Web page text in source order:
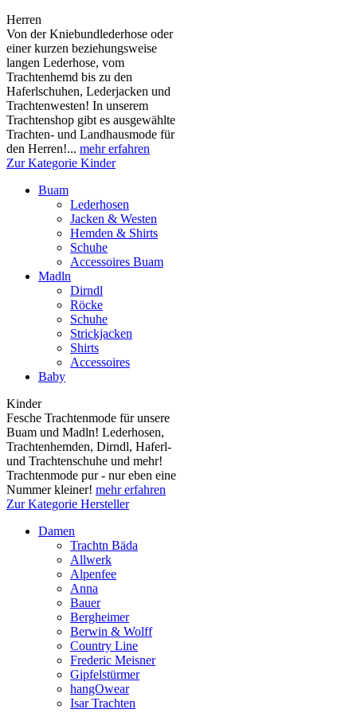
Herren
Von der Kniebundlederhose oder
einer kurzen beziehungsweise
langen Lederhose, vom
Trachtenhemd bis zu den
Haferlschuhen, Lederjacken und
Trachtenwesten! In unserem
Trachtenshop gibt es ausgewählte
Trachten- und Landhausmode für
den Herren!... mehr erfahren
Zur Kategorie Kinder
Buam
Lederhosen
Jacken & Westen
Hemden & Shirts
Schuhe
Accessoires Buam
Madln
Dirndl
Röcke
Schuhe
Strickjacken
Shirts
Accessoires
Baby
Kinder
Fesche Trachtenmode für unsere
Buam und Madln! Lederhosen,
Trachtenhemden, Dirndl, Haferl-
und Trachtenschuhe und mehr!
Trachtenmode pur - nur eben eine
Nummer kleiner! mehr erfahren
Zur Kategorie Hersteller
Damen
Trachtn Bäda
Allwerk
Alpenfee
Anna
Bauer
Bergheimer
Berwin & Wolff
Country Line
Frederic Meisner
Gipfelstürmer
hangOwear
Isar Trachten